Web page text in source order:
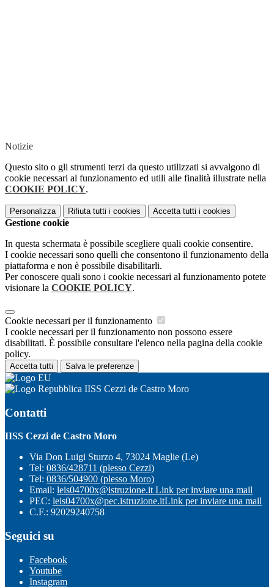
Notizie
Questo sito o gli strumenti terzi da questo utilizzati si avvalgono di
cookie necessari al funzionamento ed utili alle finalità illustrate nella
COOKIE POLICY.
Personalizza Rifiuta tutti i cookies Accetta tutti i cookies
Gestione cookie
In questa schermata è possibile scegliere quali cookie consentire.
I cookie necessari sono quelli che consentono il funzionamento della
piattaforma e non è possibile disabilitarli.
Per conoscere quali sono i cookie necessari al funzionamento potete
visionare la COOKIE POLICY.
Cookie necessari per il funzionamento
I cookie necessari per il funzionamento non possono essere
disabilitati. È possibile consultare l'elenco nella pagina della cookie
policy.
Accetta tutti Salva le preferenze
IISS Cezzi de Castro Moro
Contatti
IISS Cezzi de Castro Moro
Via Don Luigi Sturzo 4, 73024 Maglie (Le)
Tel: 0836/428711 (plesso Cezzi)
Tel: 0836/504900 (plesso Moro)
Email: leis04700x@istruzione.it Link per inviare una mail
PEC: leis04700x@pec.istruzione.itLink per inviare una mail
C.F.: 92029240758
Seguici su
Facebook
Youtube
Instagram